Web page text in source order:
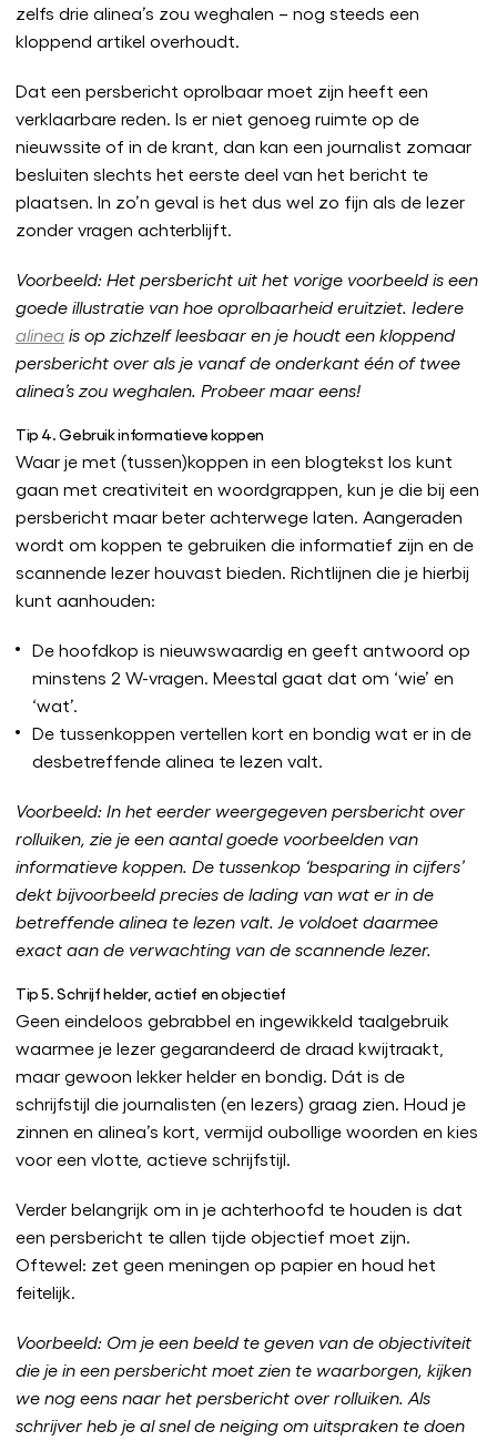
zelfs drie alinea’s zou weghalen – nog steeds een
kloppend artikel overhoudt.
Dat een persbericht oprolbaar moet zijn heeft een
verklaarbare reden. Is er niet genoeg ruimte op de
nieuwssite of in de krant, dan kan een journalist zomaar
besluiten slechts het eerste deel van het bericht te
plaatsen. In zo’n geval is het dus wel zo fijn als de lezer
zonder vragen achterblijft.
Voorbeeld: Het persbericht uit het vorige voorbeeld is een
goede illustratie van hoe oprolbaarheid eruitziet. Iedere
alinea is op zichzelf leesbaar en je houdt een kloppend
persbericht over als je vanaf de onderkant één of twee
alinea’s zou weghalen. Probeer maar eens!
Tip 4. Gebruik informatieve koppen
Waar je met (tussen)koppen in een blogtekst los kunt
gaan met creativiteit en woordgrappen, kun je die bij een
persbericht maar beter achterwege laten. Aangeraden
wordt om koppen te gebruiken die informatief zijn en de
scannende lezer houvast bieden. Richtlijnen die je hierbij
kunt aanhouden:
De hoofdkop is nieuwswaardig en geeft antwoord op
minstens 2 W-vragen. Meestal gaat dat om ‘wie’ en
‘wat’.
De tussenkoppen vertellen kort en bondig wat er in de
desbetreffende alinea te lezen valt.
Voorbeeld: In het eerder weergegeven persbericht over
rolluiken, zie je een aantal goede voorbeelden van
informatieve koppen. De tussenkop ‘besparing in cijfers’
dekt bijvoorbeeld precies de lading van wat er in de
betreffende alinea te lezen valt. Je voldoet daarmee
exact aan de verwachting van de scannende lezer.
Tip 5. Schrijf helder, actief en objectief
Geen eindeloos gebrabbel en ingewikkeld taalgebruik
waarmee je lezer gegarandeerd de draad kwijtraakt,
maar gewoon lekker helder en bondig. Dát is de
schrijfstijl die journalisten (en lezers) graag zien. Houd je
zinnen en alinea’s kort, vermijd oubollige woorden en kies
voor een vlotte, actieve schrijfstijl.
Verder belangrijk om in je achterhoofd te houden is dat
een persbericht te allen tijde objectief moet zijn.
Oftewel: zet geen meningen op papier en houd het
feitelijk.
Voorbeeld: Om je een beeld te geven van de objectiviteit
die je in een persbericht moet zien te waarborgen, kijken
we nog eens naar het persbericht over rolluiken. Als
schrijver heb je al snel de neiging om uitspraken te doen